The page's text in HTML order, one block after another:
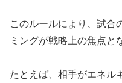
このルールにより、試合
ミングが戦略上の焦点と
たとえば、相手がエネル